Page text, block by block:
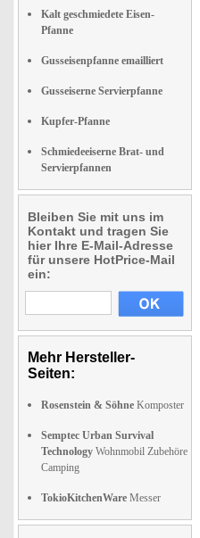
Kalt geschmiedete Eisen-
Pfanne
Gusseisenpfanne emailliert
Gusseiserne Servierpfanne
Kupfer-Pfanne
Schmiedeeiserne Brat- und
Servierpfannen
Bleiben Sie mit uns im
Kontakt und tragen Sie
hier Ihre E-Mail-Adresse
für unsere HotPrice-Mail
ein:
Mehr Hersteller-
Seiten:
Rosenstein & Söhne Komposter
Semptec Urban Survival
Technology Wohnmobil Zubehöre
Camping
TokioKitchenWare Messer